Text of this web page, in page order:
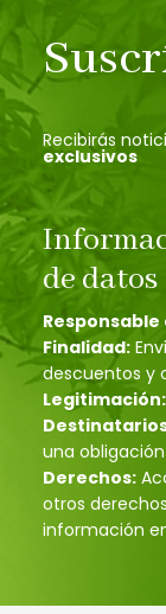
Recibirás
exclusivos
de datos
Finalidad:
descuentos y
Legitimación:
una
Derechos:
otros
información